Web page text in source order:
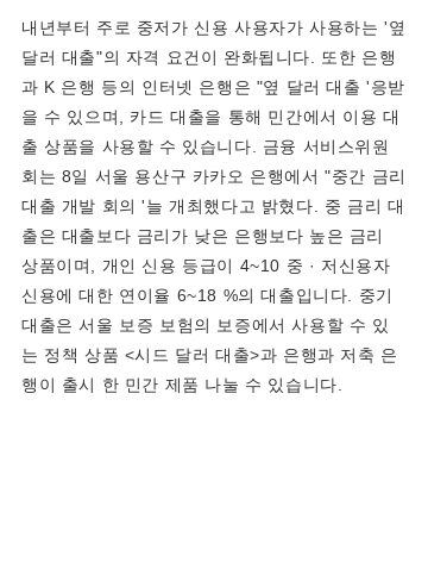
내년부터 주로 중저가 신용 사용자가 사용하는 '옆
달러 대출"의 자격 요건이 완화됩니다. 또한 은행
과 K 은행 등의 인터넷 은행은 "옆 달러 대출 '응받
을 수 있으며, 카드 대출을 통해 민간에서 이용 대
출 상품을 사용할 수 있습니다. 금융 서비스위원
회는 8일 서울 용산구 카카오 은행에서 "중간 금리
대출 개발 회의 '늘 개최했다고 밝혔다. 중 금리 대
출은 대출보다 금리가 낮은 은행보다 높은 금리
상품이며, 개인 신용 등급이 4~10 중 · 저신용자
신용에 대한 연이율 6~18 %의 대출입니다. 중기
대출은 서울 보증 보험의 보증에서 사용할 수 있
는 정책 상품 <시드 달러 대출>과 은행과 저축 은
행이 출시 한 민간 제품 나눌 수 있습니다.